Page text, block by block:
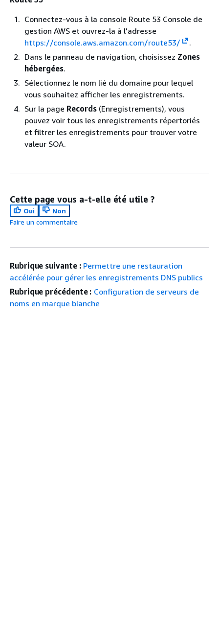
Connectez-vous à la console Route 53 Console de
gestion AWS et ouvrez-la à l'adresse
https://console.aws.amazon.com/route53/
.
Dans le panneau de navigation, choisissez Zones
hébergées.
Sélectionnez le nom lié du domaine pour lequel
vous souhaitez afficher les enregistrements.
Sur la page Records (Enregistrements), vous
pouvez voir tous les enregistrements répertoriés
et filtrer les enregistrements pour trouver votre
valeur SOA.
Cette page vous a-t-elle été utile ?
Oui
Non
Faire un commentaire
Rubrique suivante : Permettre une restauration
accélérée pour gérer les enregistrements DNS publics
Rubrique précédente : Configuration de serveurs de
noms en marque blanche